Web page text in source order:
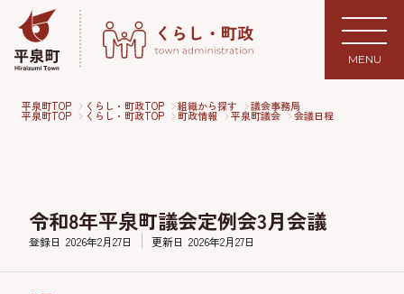
MENU
平泉町TOP くらし・町政TOP 組織から探す 議会事務局
平泉町TOP くらし・町政TOP 町政情報 平泉町議会 会議日程
令和8年平泉町議会定例会3月会議
登録日 2026年2月27日 更新日 2026年2月27日